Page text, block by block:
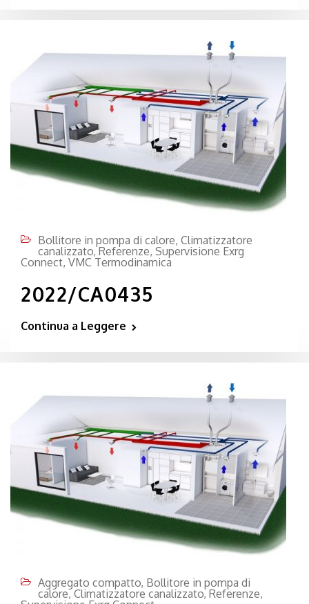
Bollitore in pompa di calore, Climatizzatore
canalizzato,Referenze, Supervisione Exrg
Connect, VMC Termodinamica
2022/CA0435
Continua a Leggere
Aggregato compatto, Bollitore in pompa di
calore,Climatizzatore canalizzato, Referenze,